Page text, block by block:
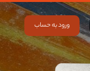
ورود به حساب